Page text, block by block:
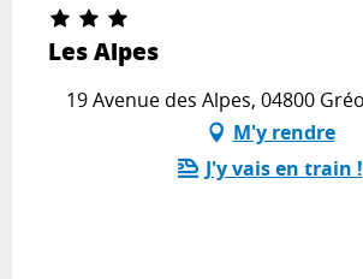
Les Alpes
19 Avenue des Alpes, 04800
M'y rendre
J'y vais en train !